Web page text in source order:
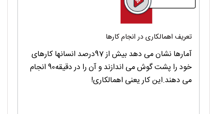
تعریف اهمالکاری در انجام کارها
آمارها نشان می دهد بیش از 97درصد انسانها کارهای
خود را پشت گوش می اندازند و آن را در دقیقه90 انجام
می دهند.این کار یعنی اهمالکاری!